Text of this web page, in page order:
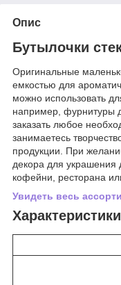
Опис
Бутылочки
Оригинальные
емкостью для
можно использовать
например, фурнитуры
заказать любое
занимаетесь
продукции. При
декора для
кофейни, ресторана
Увидеть весь
Характеристики